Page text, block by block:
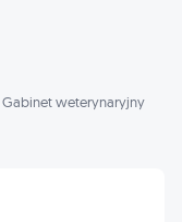
Gabinet weterynaryjny